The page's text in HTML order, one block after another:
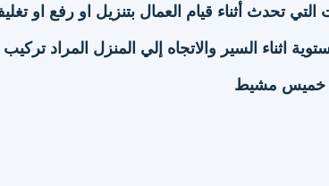
تحدث أثناء قيام العمال بتنزيل او رفع او
اثناء السير والاتجاه إلي المنزل المراد تركيب
خميس مشيط